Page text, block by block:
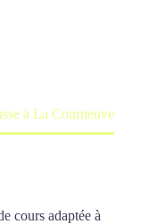
à La Courneuve
cours adaptée à